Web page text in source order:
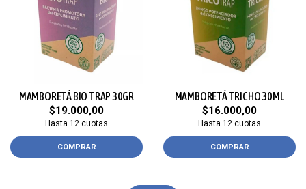
MAMBORETÁ BIO TRAP 30GR
$19.000,00
Hasta 12 cuotas
COMPRAR
MAMBORETÁ TRICHO 30ML
$16.000,00
Hasta 12 cuotas
COMPRAR